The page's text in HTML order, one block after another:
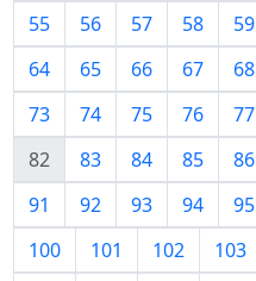
55
56 57 58 59
64
65 66 67 68
73
74 75 76 77
82
83 84 85 86
91
92 93 94 95
100
101 102 103